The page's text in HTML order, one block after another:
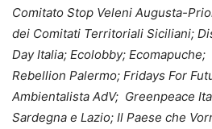
Comitato Stop Veleni Augusta-
dei Comitati Territoriali Siciliani;
Day Italia; Ecolobby;
Rebellion Palermo; Fridays For
Ambientalista AdV; Greenpeace
Sardegna e Lazio; Il Paese che